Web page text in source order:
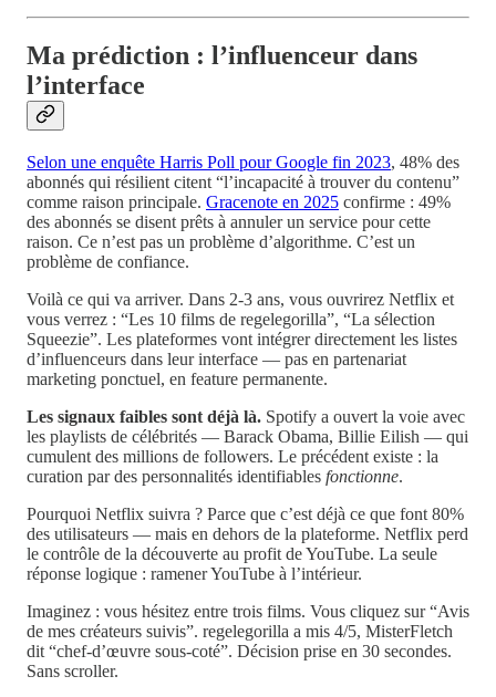
Ma prédiction : l’influenceur dans
l’interface
Selon une enquête Harris Poll pour Google fin 2023, 48% des
abonnés qui résilient citent “l’incapacité à trouver du contenu”
comme raison principale. Gracenote en 2025 confirme : 49%
des abonnés se disent prêts à annuler un service pour cette
raison. Ce n’est pas un problème d’algorithme. C’est un
problème de confiance.
Voilà ce qui va arriver. Dans 2-3 ans, vous ouvrirez Netflix et
vous verrez : “Les 10 films de regelegorilla”, “La sélection
Squeezie”. Les plateformes vont intégrer directement les listes
d’influenceurs dans leur interface — pas en partenariat
marketing ponctuel, en feature permanente.
Les signaux faibles sont déjà là. Spotify a ouvert la voie avec
les playlists de célébrités — Barack Obama, Billie Eilish — qui
cumulent des millions de followers. Le précédent existe : la
curation par des personnalités identifiables fonctionne.
Pourquoi Netflix suivra ? Parce que c’est déjà ce que font 80%
des utilisateurs — mais en dehors de la plateforme. Netflix perd
le contrôle de la découverte au profit de YouTube. La seule
réponse logique : ramener YouTube à l’intérieur.
Imaginez : vous hésitez entre trois films. Vous cliquez sur “Avis
de mes créateurs suivis”. regelegorilla a mis 4/5, MisterFletch
dit “chef-d’œuvre sous-coté”. Décision prise en 30 secondes.
Sans scroller.